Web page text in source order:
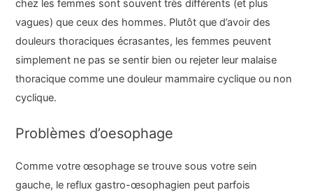
chez les femmes sont souvent très différents (et plus
vagues) que ceux des hommes. Plutôt que d’avoir des
douleurs thoraciques écrasantes, les femmes peuvent
simplement ne pas se sentir bien ou rejeter leur malaise
thoracique comme une douleur mammaire cyclique ou non
cyclique.
Problèmes d’oesophage
Comme votre œsophage se trouve sous votre sein
gauche, le reflux gastro-œsophagien peut parfois